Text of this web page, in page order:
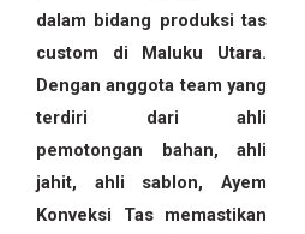
dalam bidang produksi tas
custom di Maluku Utara.
Dengan anggota team yang
terdiri dari ahli
pemotongan bahan, ahli
jahit, ahli sablon, Ayem
Konveksi Tas memastikan